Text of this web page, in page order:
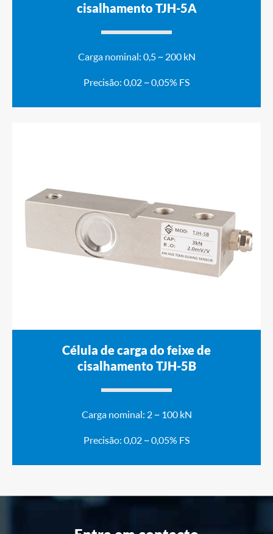
cisalhamento TJH-5A
Carga nominal: 0,5 ~ 200 kN
Precisão: 0,02 ~ 0,05% FS
Célula de carga do feixe de
cisalhamento TJH-5B
Carga nominal: 2 ~ 100 kN
Precisão: 0,02 ~ 0,05% FS